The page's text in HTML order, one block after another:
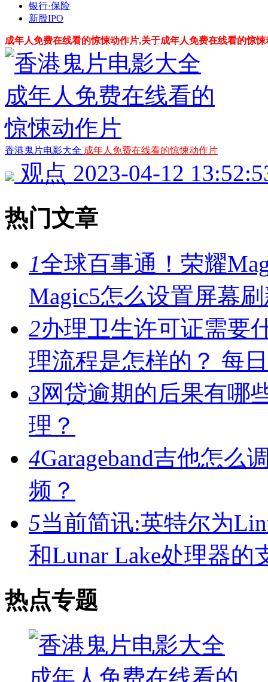
银行·保险
新股IPO
成年人免费在线看的惊悚动作片,关于成年人免费在线看的惊
香港鬼片电影大全 成年人免费在线看的惊悚动作片
观点 2023-04-12
热门文章
1全球百事通！荣耀
Magic5怎么设置屏幕
2办理卫生许可证需要
理流程是怎样的？ 每
3网贷逾期的后果有哪
理？
4Garageband吉他怎么
频？
5当前简讯:英特尔为
和Lunar Lake处理器的
热点专题